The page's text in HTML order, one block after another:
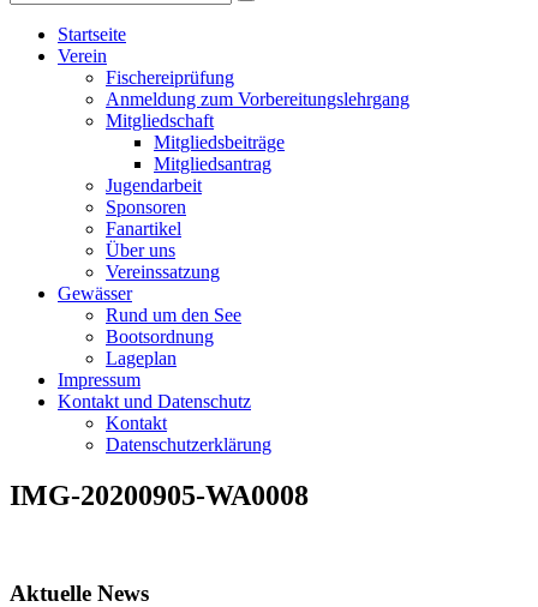
nach:
Startseite
Verein
Fischereiprüfung
Anmeldung zum Vorbereitungslehrgang
Mitgliedschaft
Mitgliedsbeiträge
Mitgliedsantrag
Jugendarbeit
Sponsoren
Fanartikel
Über uns
Vereinssatzung
Gewässer
Rund um den See
Bootsordnung
Lageplan
Impressum
Kontakt und Datenschutz
Kontakt
Datenschutzerklärung
IMG-20200905-WA0008
Aktuelle News